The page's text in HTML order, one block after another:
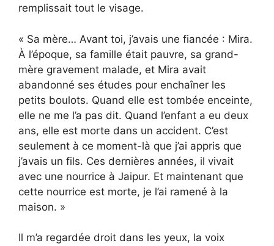
remplissait tout le visage.
« Sa mère… Avant toi, j’avais une fiancée : Mira.
À l’époque, sa famille était pauvre, sa grand-
mère gravement malade, et Mira avait
abandonné ses études pour enchaîner les
petits boulots. Quand elle est tombée enceinte,
elle ne me l’a pas dit. Quand l’enfant a eu deux
ans, elle est morte dans un accident. C’est
seulement à ce moment-là que j’ai appris que
j’avais un fils. Ces dernières années, il vivait
avec une nourrice à Jaipur. Et maintenant que
cette nourrice est morte, je l’ai ramené à la
maison. »
Il m’a regardée droit dans les yeux, la voix